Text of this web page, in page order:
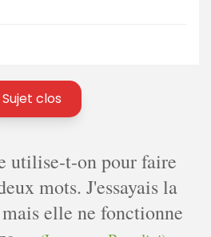
Sujet clos
utilise-t-on pour faire
mots. J'essayais la
elle ne fonctionne